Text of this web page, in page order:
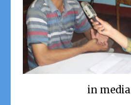
in media